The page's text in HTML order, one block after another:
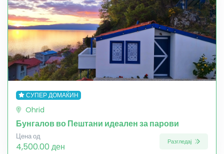
СУПЕР ДОМАЌИН
Ohrid
Бунгалов во Пештани идеален за парови
Цена од
4,500.00 ден Разгледај